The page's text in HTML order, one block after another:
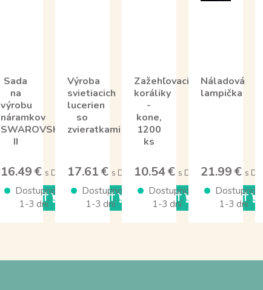
KÚPIŤ
Sada
na
výrobu
náramkov
SWAROVSKI
II
16.49 € s DPH
Dostupnosť
1-3 dní
KÚPIŤ
Výroba
svietiacich
lucerien
so
zvieratkami
17.61 € s DPH
Dostupnosť
1-3 dní
KÚPIŤ
Zažehľovacie
koráliky
-
kone,
1200
ks
10.54 € s DPH
Dostupnosť
1-3 dní
KÚPIŤ
Náladová
lampička
21.99 € s DPH
Dostupnosť
1-3 dní